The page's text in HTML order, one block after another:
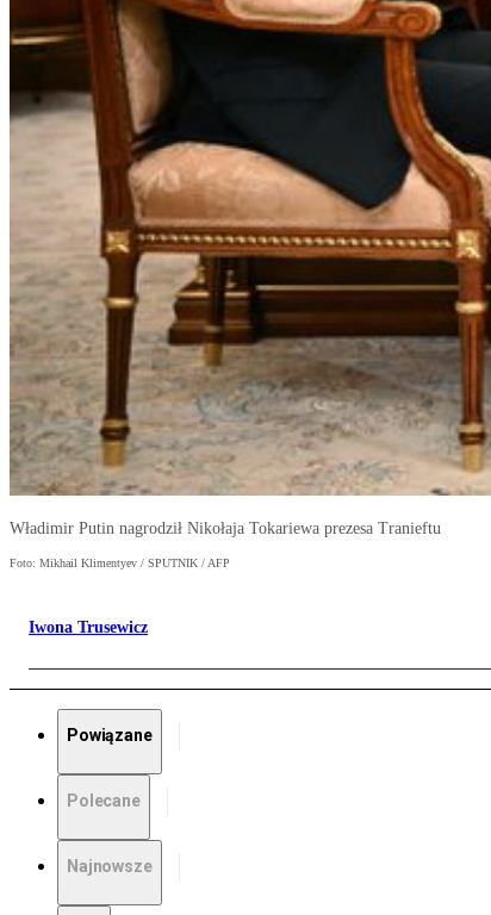
Władimir Putin nagrodził Nikołaja Tokariewa prezesa Tranieftu
Foto: Mikhail Klimentyev / SPUTNIK / AFP
Iwona Trusewicz
Powiązane
Polecane
Najnowsze